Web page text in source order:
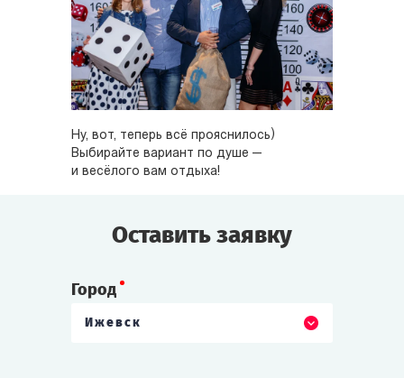
Ну, вот, теперь всё прояснилось)
Выбирайте вариант по душе —
и весёлого вам отдыха!
Оставить заявку
Город
Ижевск